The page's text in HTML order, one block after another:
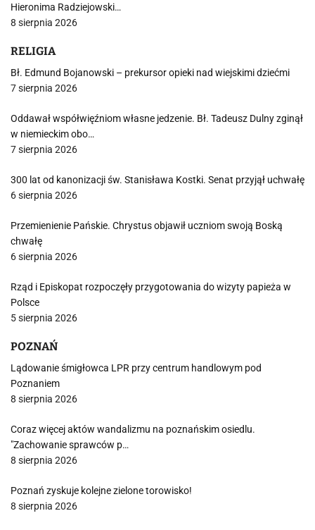
Hieronima Radziejowski…
8 sierpnia 2026
RELIGIA
Bł. Edmund Bojanowski – prekursor opieki nad wiejskimi dziećmi
7 sierpnia 2026
Oddawał współwięźniom własne jedzenie. Bł. Tadeusz Dulny zginął
w niemieckim obo…
7 sierpnia 2026
300 lat od kanonizacji św. Stanisława Kostki. Senat przyjął uchwałę
6 sierpnia 2026
Przemienienie Pańskie. Chrystus objawił uczniom swoją Boską
chwałę
6 sierpnia 2026
Rząd i Episkopat rozpoczęły przygotowania do wizyty papieża w
Polsce
5 sierpnia 2026
POZNAŃ
Lądowanie śmigłowca LPR przy centrum handlowym pod
Poznaniem
8 sierpnia 2026
Coraz więcej aktów wandalizmu na poznańskim osiedlu.
"Zachowanie sprawców p…
8 sierpnia 2026
Poznań zyskuje kolejne zielone torowisko!
8 sierpnia 2026